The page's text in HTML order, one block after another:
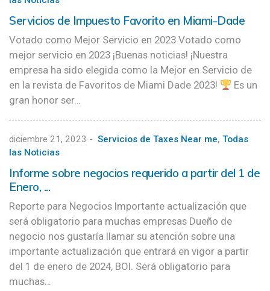
Servicios de Impuesto Favorito en Miami-Dade
Votado como Mejor Servicio en 2023 Votado como
mejor servicio en 2023 ¡Buenas noticias! ¡Nuestra
empresa ha sido elegida como la Mejor en Servicio de
en la revista de Favoritos de Miami Dade 2023!
Es un
gran honor ser…
diciembre 21, 2023 - Servicios de Taxes Near me, Todas
las Noticias
Informe sobre negocios requerido a partir del 1 de
Enero, ...
Reporte para Negocios Importante actualización que
será obligatorio para muchas empresas Dueño de
negocio nos gustaría llamar su atención sobre una
importante actualización que entrará en vigor a partir
del 1 de enero de 2024, BOI. Será obligatorio para
muchas…